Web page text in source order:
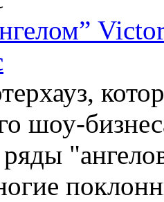
шоу-